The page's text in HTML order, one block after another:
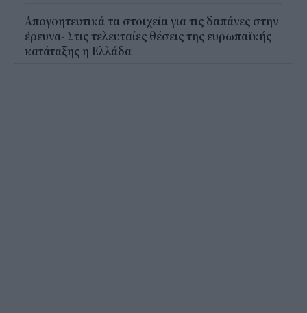
Απογοητευτικά τα στοιχεία για τις δαπάνες στην
έρευνα- Στις τελευταίες θέσεις της ευρωπαϊκής
κατάταξης η Ελλάδα